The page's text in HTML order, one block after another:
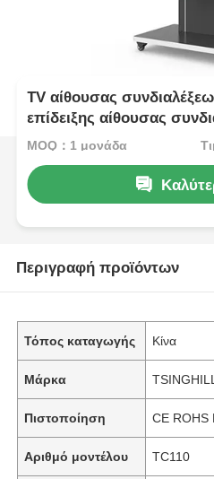
TV αίθουσας
επίδειξης αίθουσας
διαλογική
MOQ：1 μονάδα
Περιγραφή προϊόντων
Τόπος καταγωγής Κίνα
Μάρκα TSINGHILL
Πιστοποίηση CE ROHS
Αριθμό μοντέλου TC110